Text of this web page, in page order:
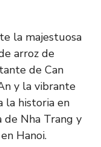
la majestuosa
arroz de
de Can
y la vibrante
la historia en
de Nha Trang y
Hanoi.